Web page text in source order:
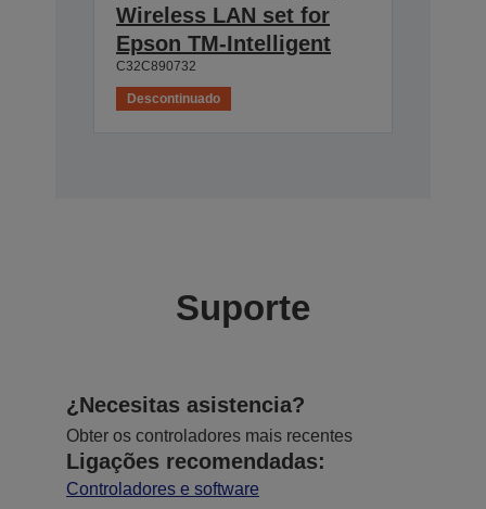
Wireless LAN set for
Epson TM-Intelligent
C32C890732
Descontinuado
Suporte
¿Necesitas asistencia?
Obter os controladores mais recentes
Ligações recomendadas:
Controladores e software